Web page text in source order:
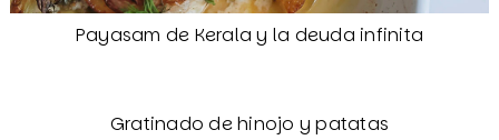
Payasam de Kerala y la deuda infinita
Gratinado de hinojo y patatas